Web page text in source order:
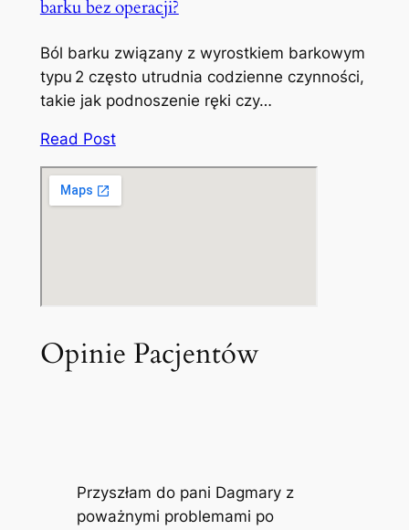
barku bez operacji?
Ból barku związany z wyrostkiem barkowym
typu 2 często utrudnia codzienne czynności,
takie jak podnoszenie ręki czy…
Read Post
Opinie Pacjentów
Przyszłam do pani Dagmary z
poważnymi problemami po